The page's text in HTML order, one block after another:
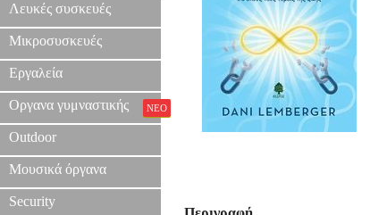
Λευκές συσκευές
Μικροσυσκευές
Εργαλεία
Οργανα γυμναστικής ΝΕΟ
Outdoor
Μουσικά όργανα
Security